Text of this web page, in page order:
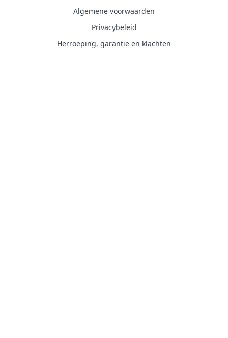
Algemene voorwaarden
Privacybeleid
Herroeping, garantie en klachten